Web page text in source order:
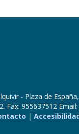
- Plaza de
Fax: 955637512
|